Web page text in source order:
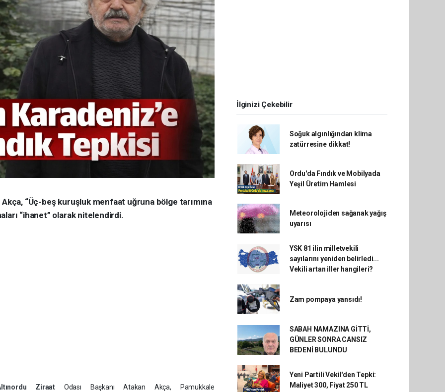
“Üç-beş kuruşluk menfaat uğruna bölge tarımına
“ihanet” olarak nitelendirdi.
Ziraat Odası Başkanı Atakan Akça, Pamukkale
İlginizi Çekebilir
Soğuk algınlığından klima
zatürresine dikkat!
Ordu'da Fındık ve Mobilyada
Yeşil Üretim Hamlesi
Meteorolojiden sağanak yağış
uyarısı
YSK 81 ilin milletvekili
sayılarını yeniden belirledi...
Vekili artan iller hangileri?
Zam pompaya yansıdı!
SABAH NAMAZINA GİTTİ,
GÜNLER SONRA CANSIZ
BEDENİ BULUNDU
Yeni Partili Vekil'den Tepki:
Maliyet 300, Fiyat 250 TL